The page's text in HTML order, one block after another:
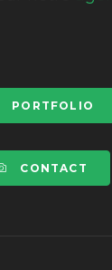
PORTFOLIO
CONTACT